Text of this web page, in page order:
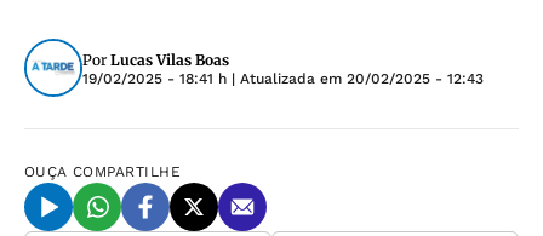
Por Lucas Vilas Boas
19/02/2025 - 18:41 h | Atualizada em 20/02/2025 - 12:43
OUÇA COMPARTILHE